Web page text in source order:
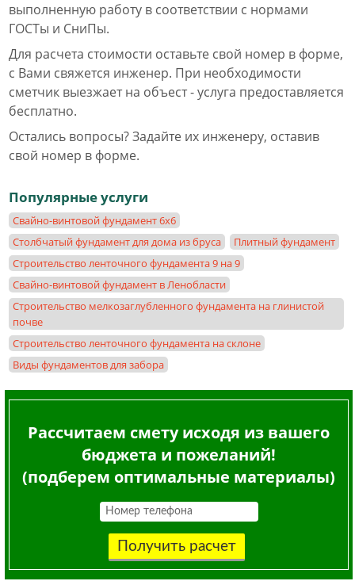
выполненную работу в соответствии с нормами
ГОСТы и СниПы.
Для расчета стоимости оставьте свой номер в форме,
с Вами свяжется инженер. При необходимости
сметчик выезжает на объест - услуга предоставляется
бесплатно.
Остались вопросы? Задайте их инженеру, оставив
свой номер в форме.
Популярные услуги
Свайно-винтовой фундамент 6х6
Столбчатый фундамент для дома из бруса
Плитный фундамент
Строительство ленточного фундамента 9 на 9
Свайно-винтовой фундамент в Ленобласти
Строительство мелкозаглубленного фундамента на глинистой
почве
Строительство ленточного фундамента на склоне
Виды фундаментов для забора
Рассчитаем смету исходя из вашего
бюджета и пожеланий!
(подберем оптимальные материалы)
Получить расчет